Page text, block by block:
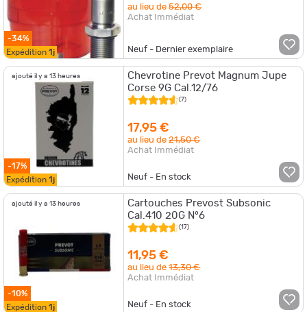
-34%
Expédition 1j
au lieu de52,00 €
Achat Immédiat
Neuf - Dernier exemplaire
ajouté il y a 13 heures
-17%
Expédition 1j
Chevrotine Prevot Magnum Jupe
Corse 9G Cal.12/76
(7)
17,95 €
au lieu de21,50 €
Achat Immédiat
Neuf - En stock
ajouté il y a 13 heures
-10%
Expédition 1j
Cartouches Prevost Subsonic
Cal.410 20G N°6
(17)
11,95 €
au lieu de13,30 €
Achat Immédiat
Neuf - En stock